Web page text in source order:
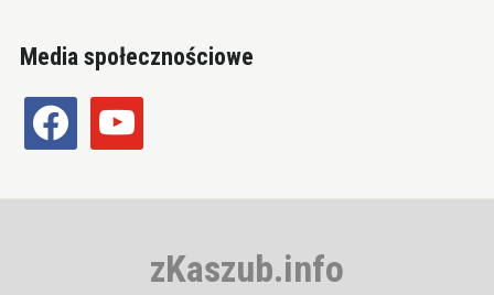
Media społecznościowe
facebook youtube
zKaszub.info